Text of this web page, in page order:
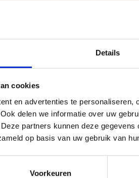
Details
cookies
en advertenties te
delen we informatie over uw
partners kunnen deze
op basis van uw gebruik van
Voorkeuren